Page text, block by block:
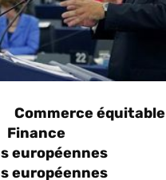
Commerce équitable
Finance
européennes
européennes